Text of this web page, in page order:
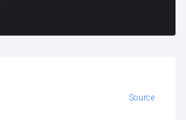
Source